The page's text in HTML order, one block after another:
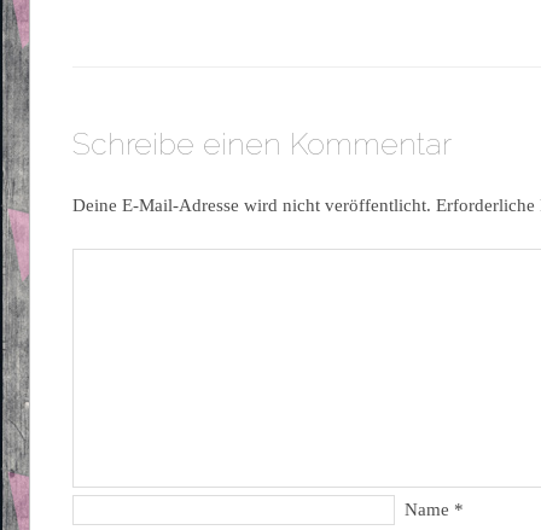
Schreibe einen Kommentar
Deine E-Mail-Adresse wird nicht veröffentlicht.
Name *